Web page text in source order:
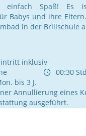
einfach Spaß! Es
Babys und ihre
in der Brillschule
inklusiv
00:30
bis 3 J.
Annullierung eines
ausgeführt.